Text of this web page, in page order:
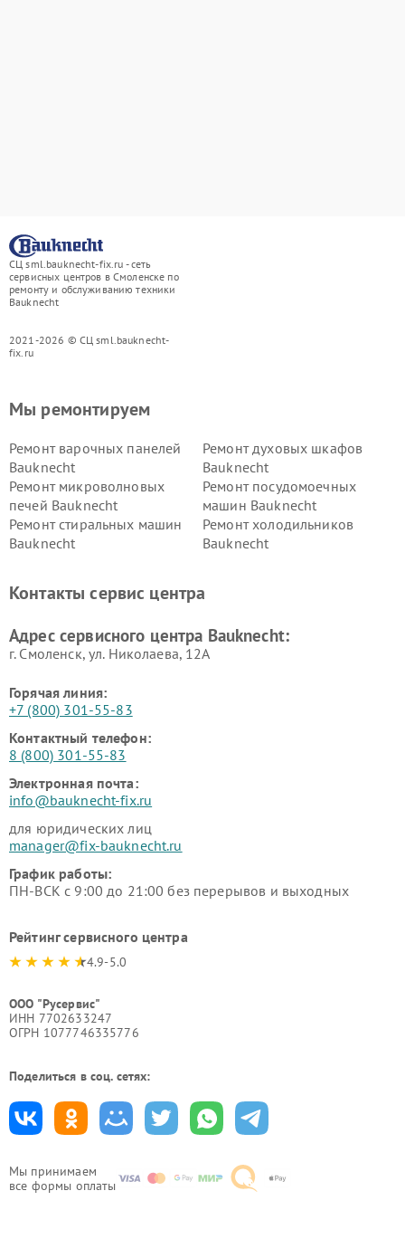
СЦ sml.bauknecht-fix.ru - сеть
сервисных центров в Смоленске по
ремонту и обслуживанию техники
Bauknecht
2021-2026 © СЦ sml.bauknecht-
fix.ru
Мы принимаем
все формы оплаты
Мы ремонтируем
Ремонт варочных панелей
Bauknecht
Ремонт духовых шкафов
Bauknecht
Ремонт микроволновых
печей Bauknecht
Ремонт посудомоечных
машин Bauknecht
Ремонт стиральных машин
Bauknecht
Ремонт холодильников
Bauknecht
Контакты сервис центра
Адрес сервисного центра Bauknecht:
г. Смоленск, ул. Николаева, 12А
Горячая линия:
+7 (800) 301-55-83
Контактный телефон:
8 (800) 301-55-83
Электронная почта:
info@bauknecht-fix.ru
для юридических лиц
manager@fix-bauknecht.ru
График работы:
ПН-ВСК с 9:00 до 21:00 без перерывов и выходных
Рейтинг сервисного центра
4.9-5.0
ООО "Русервис"
ИНН 7702633247
ОГРН 1077746335776
Поделиться в соц. сетях: